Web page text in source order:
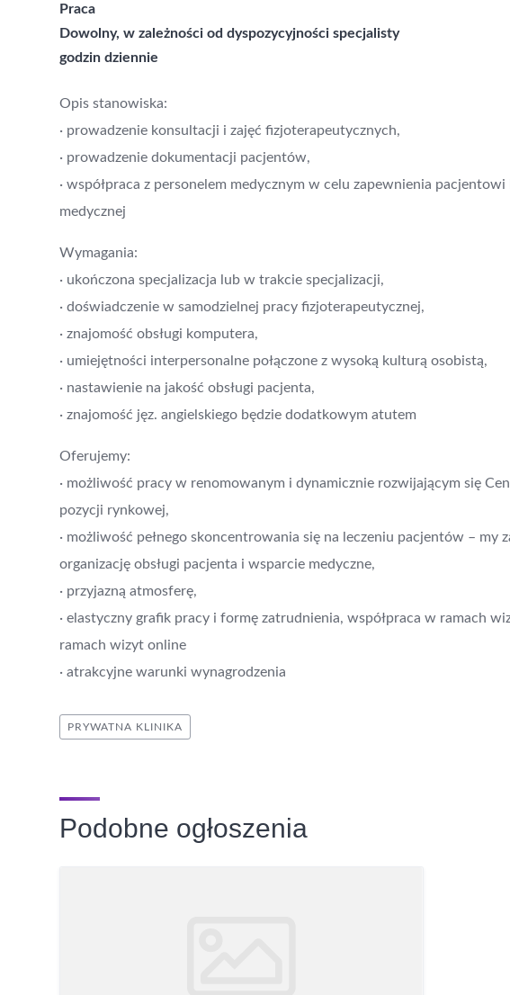
Praca
Dowolny, w zależności od dyspozycyjności specjalisty
godzin dziennie
Opis stanowiska:
· prowadzenie konsultacji i zajęć fizjoterapeutycznych,
· prowadzenie dokumentacji pacjentów,
· współpraca z personelem medycznym w celu zapewnienia
medycznej
Wymagania:
· ukończona specjalizacja lub w trakcie specjalizacji,
· doświadczenie w samodzielnej pracy fizjoterapeutycznej,
· znajomość obsługi komputera,
· umiejętności interpersonalne połączone z wysoką kulturą osobistą,
· nastawienie na jakość obsługi pacjenta,
· znajomość jęz. angielskiego będzie dodatkowym atutem
Oferujemy:
· możliwość pracy w renomowanym i dynamicznie rozwijającym się
pozycji rynkowej,
· możliwość pełnego skoncentrowania się na leczeniu pacjentów –
organizację obsługi pacjenta i wsparcie medyczne,
· przyjazną atmosferę,
· elastyczny grafik pracy i formę zatrudnienia, współpraca w ramach
ramach wizyt online
· atrakcyjne warunki wynagrodzenia
PRYWATNA KLINIKA
Podobne ogłoszenia